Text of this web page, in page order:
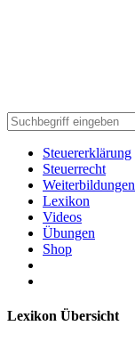
Steuererklärung
Steuerrecht
Weiterbildungen
Lexikon
Videos
Übungen
Shop
Lexikon Übersicht